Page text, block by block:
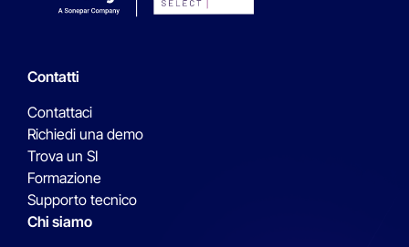
Contatti
Contattaci
Richiedi una demo
Trova un SI
Formazione
Supporto tecnico
Chi siamo